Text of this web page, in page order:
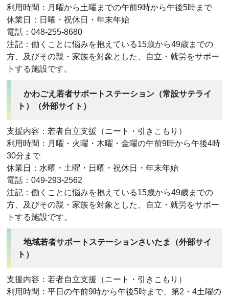
利用時間：月曜から土曜までの午前9時から午後5時まで
休業日：日曜・祝休日・年末年始
電話：048-255-8680
注記：働くことに悩みを抱えている15歳から49歳までの
方、及びその親・家族を対象とした、自立・就労をサポー
トする施設です。
かわごえ若者サポートステーション（常設サテライ
ト）（外部サイト）
支援内容：若者自立支援（ニート・引きこもり）
利用時間：月曜・火曜・木曜・金曜の午前9時から午後4時
30分まで
休業日：水曜・土曜・日曜・祝休日・年末年始
電話：049-293-2562
注記：働くことに悩みを抱えている15歳から49歳までの
方、及びその親・家族を対象とした、自立・就労をサポー
トする施設です。
地域若者サポートステーションさいたま（外部サイ
ト）
支援内容：若者自立支援（ニート・引きこもり）
利用時間：平日の午前9時から午後5時まで、第2・4土曜の